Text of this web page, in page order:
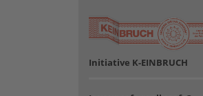
Initiative K-EINBRUCH